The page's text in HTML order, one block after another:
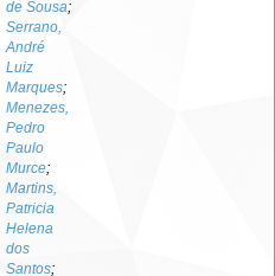
de Sousa;
Serrano,
André
Luiz
Marques;
Menezes,
Pedro
Paulo
Murce;
Martins,
Patricia
Helena
dos
Santos;